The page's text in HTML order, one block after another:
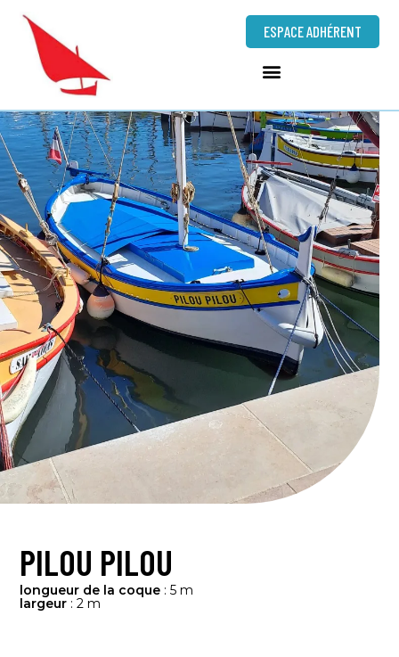
ESPACE ADHÉRENT
PILOU PILOU
longueur de la coque : 5 m
largeur : 2 m